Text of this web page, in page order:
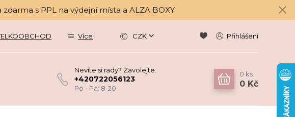
s PPL na výdejní místa a ALZA BOXY
Více CZK Přihlášení
Nevíte si rady? Zavolejte.
+420722056123
Po - Pá: 8-20
0 ks
0 Kč